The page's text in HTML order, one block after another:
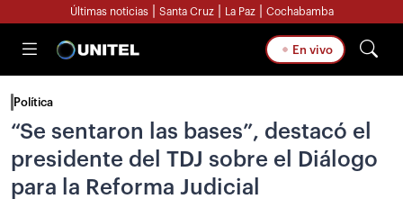
Últimas noticias Santa Cruz La Paz Cochabamba
En vivo
Política
“Se sentaron las bases”, destacó el
presidente del TDJ sobre el Diálogo
para la Reforma Judicial